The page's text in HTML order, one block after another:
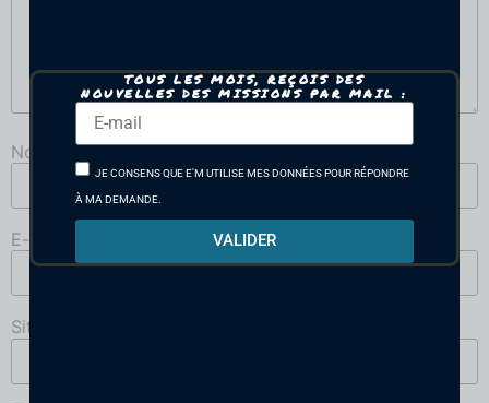
Nom
E-mail
Site web
TOUS LES MOIS, REÇOIS DES
NOUVELLES DES MISSIONS PAR MAIL :
JE CONSENS QUE E'M UTILISE MES DONNÉES POUR RÉPONDRE
À MA DEMANDE.
VALIDER